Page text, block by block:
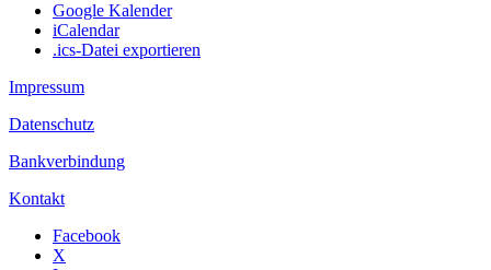
Google Kalender
iCalendar
.ics-Datei exportieren
Impressum
Datenschutz
Bankverbindung
Kontakt
Facebook
X